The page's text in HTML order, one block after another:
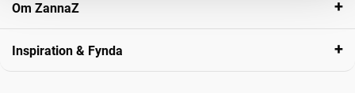
Om ZannaZ
Inspiration & Fynda